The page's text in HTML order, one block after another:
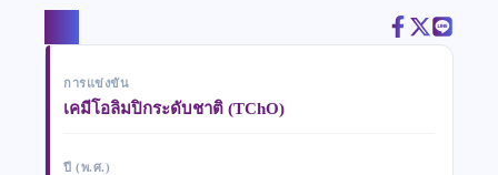
การแข่งขัน
เคมีโอลิมปิกระดับชาติ (TChO)
ปี (พ.ศ.)